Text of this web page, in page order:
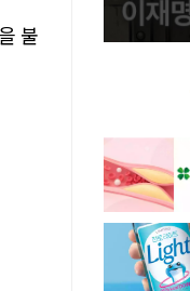
불